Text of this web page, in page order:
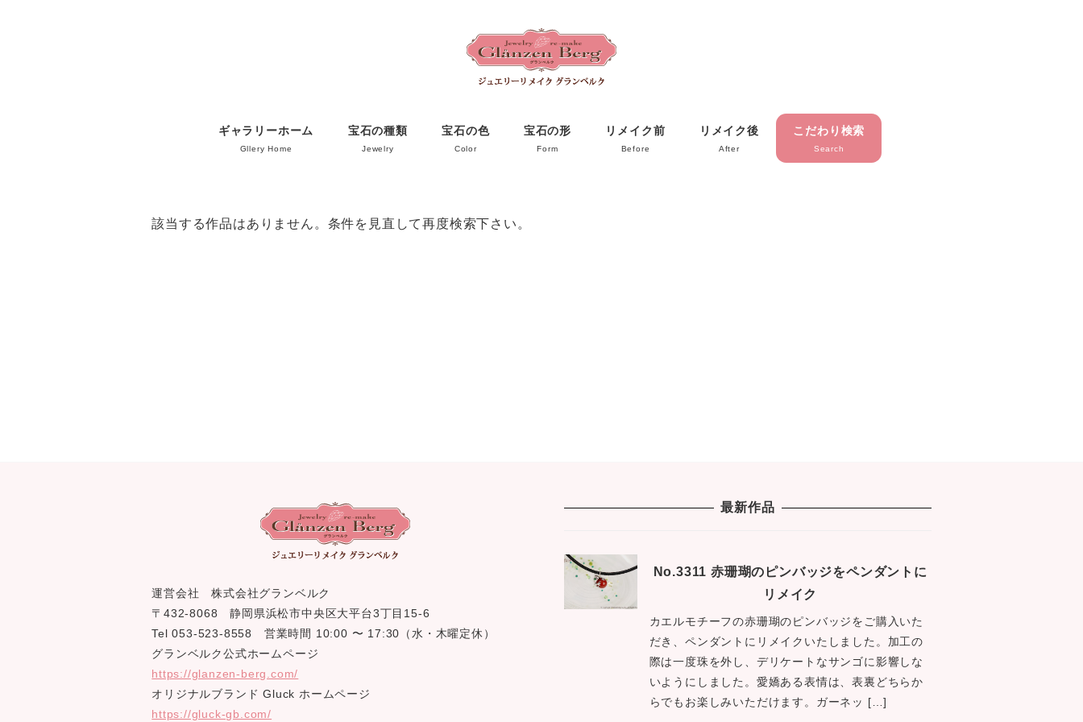
ギャラリーホーム
Gllery Home
宝石の種類
Jewelry
宝石の色
Color
宝石の形
Form
リメイク前
Before
リメイク後
After
こだわり検索
Search
該当する作品はありません。条件を見直して再度検索下さい。
運営会社 株式会社グランベルク
〒432-8068 静岡県浜松市中央区大平台3丁目15-6
Tel 053-523-8558 営業時間 10:00 〜 17:30（水・木曜定休）
グランベルク公式ホームページ
https://glanzen-berg.com/
オリジナルブランド Gluck ホームページ
https://gluck-gb.com/
最新作品
No.3311 赤珊瑚のピンバッジをペンダントに
リメイク
カエルモチーフの赤珊瑚のピンバッジをご購入いた
だき、ペンダントにリメイクいたしました。加工の
際は一度珠を外し、デリケートなサンゴに影響しな
いようにしました。愛嬌ある表情は、表裏どちらか
らでもお楽しみいただけます。ガーネッ […]